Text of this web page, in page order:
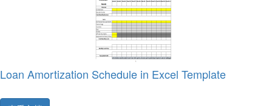
Loan Amortization Schedule in Excel Template